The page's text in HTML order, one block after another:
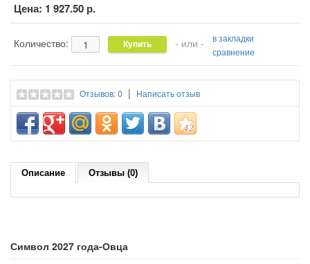
Символ 2027 года-Овца
Цена: 1 927.50 р.
Количество: - или -
в закладки
сравнение
Отзывов: 0 | Написать отзыв
Описание Отзывы (0)